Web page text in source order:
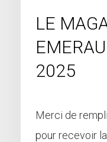
LE
2025
Merci de
pour recevoir